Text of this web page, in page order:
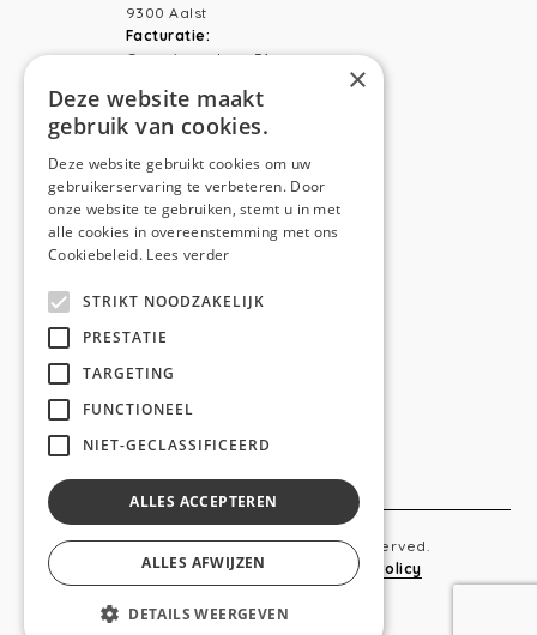
9300 Aalst
Facturatie:
Capucienenlaan 31
Telefoon:0473 44 56 94
NAVIGATION
Home
Diensten
Realisaties
Copyright © 2019 Anso. All rights reserved.
Sitemap-Privacy Policy Cookie Policy
webdesigned by
×
Deze website maakt
gebruik van cookies.
Deze website gebruikt cookies om uw
gebruikerservaring te verbeteren. Door
onze website te gebruiken, stemt u in met
alle cookies in overeenstemming met ons
Cookiebeleid. Lees verder
STRIKT NOODZAKELIJK
PRESTATIE
TARGETING
FUNCTIONEEL
NIET-GECLASSIFICEERD
ALLES ACCEPTEREN
ALLES AFWIJZEN
DETAILS WEERGEVEN